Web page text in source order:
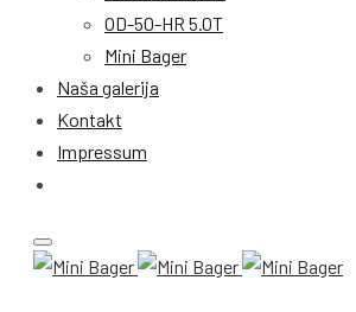
OD-50-HR 5.0T
Mini Bager
Naša galerija
Kontakt
Impressum